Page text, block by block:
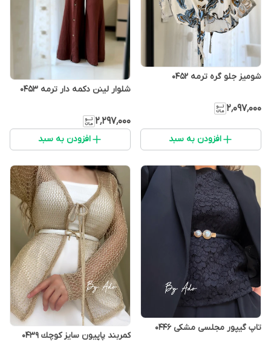
شوميز جلو گره ترمه 0452
۲٬۰۹۷٬۰۰۰
افزودن به سبد
شلوار لینن دکمه دار ترمه 0453
۲٬۲۹۷٬۰۰۰
افزودن به سبد
تاپ گیپور مجلسی مشکی 0446
كمربند پاپيون سايز كوچك 0439